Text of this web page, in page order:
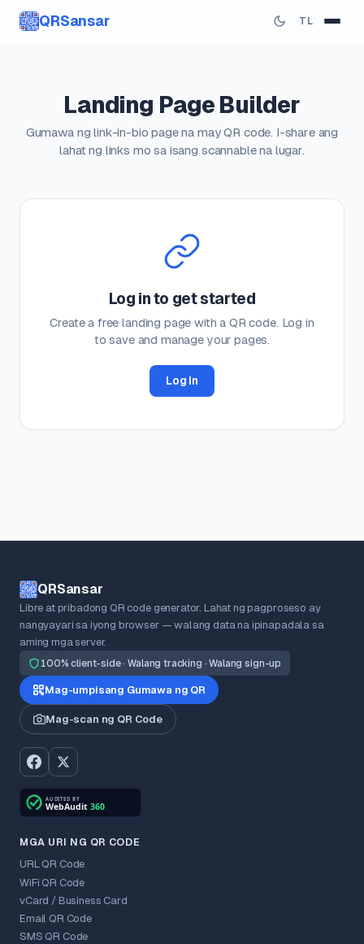
QRSansar TL
Landing Page Builder
Gumawa ng link-in-bio page na may QR code. I-share ang
lahat ng links mo sa isang scannable na lugar.
Log in to get started
Create a free landing page with a QR code. Log in
to save and manage your pages.
Log In
QRSansar
Libre at pribadong QR code generator. Lahat ng pagproseso ay
nangyayari sa iyong browser — walang data na ipinapadala sa
aming mga server.
100% client-side · Walang tracking · Walang sign-up
Mag-umpisang Gumawa ng QR
Mag-scan ng QR Code
MGA URI NG QR CODE
URL QR Code
WiFi QR Code
vCard / Business Card
Email QR Code
SMS QR Code